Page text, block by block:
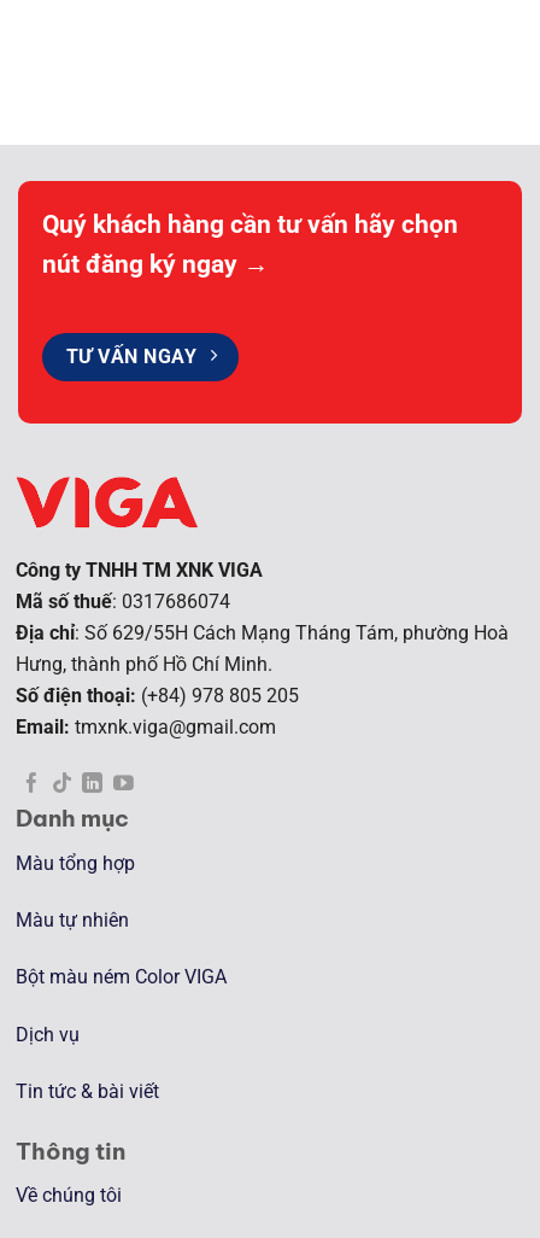
Quý khách hàng cần tư vấn hãy chọn
nút đăng ký ngay →
TƯ VẤN NGAY
Công ty TNHH TM XNK VIGA
Mã số thuế: 0317686074
Địa chỉ: Số 629/55H Cách Mạng Tháng Tám, phường Hoà
Hưng, thành phố Hồ Chí Minh.
Số điện thoại: (+84) 978 805 205
Email: tmxnk.viga@gmail.com
Danh mục
Màu tổng hợp
Màu tự nhiên
Bột màu ném Color VIGA
Dịch vụ
Tin tức & bài viết
Thông tin
Về chúng tôi